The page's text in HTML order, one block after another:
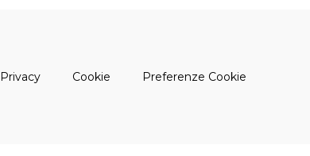
Privacy(apre una nuova finestra)
Cookie (apre una nuova finestra)
Preferenze Cookie